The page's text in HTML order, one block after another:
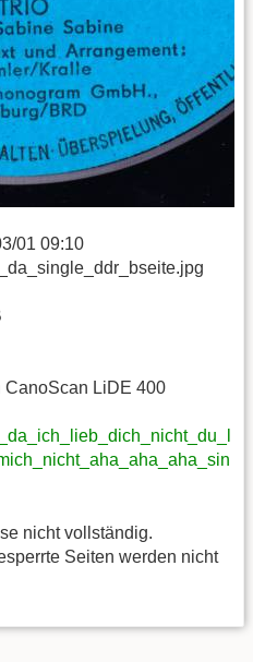
01 09:10
CanoScan LiDE 400
nicht vollständig.
Seiten werden nicht